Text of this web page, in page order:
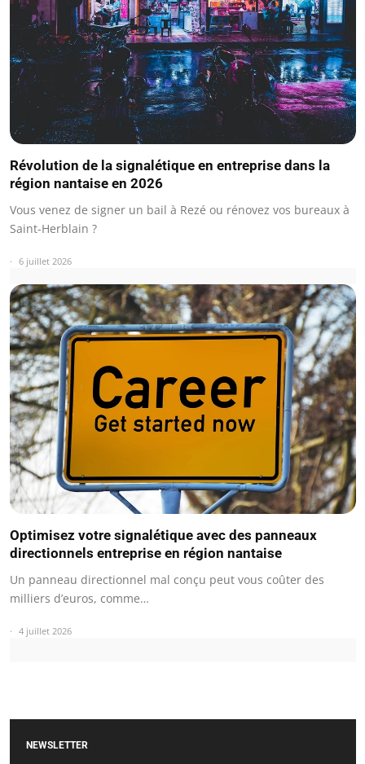
Révolution de la signalétique en entreprise dans la
région nantaise en 2026
Vous venez de signer un bail à Rezé ou rénovez vos bureaux à
Saint-Herblain ?
6 juillet 2026
Optimisez votre signalétique avec des panneaux
directionnels entreprise en région nantaise
Un panneau directionnel mal conçu peut vous coûter des
milliers d’euros, comme…
4 juillet 2026
NEWSLETTER